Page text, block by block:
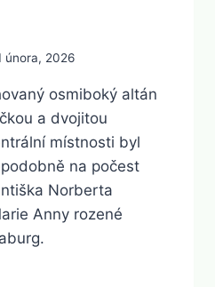
února, 2026
osmiboký altán
a dvojitou
místnosti byl
na počest
Norberta
Anny rozené